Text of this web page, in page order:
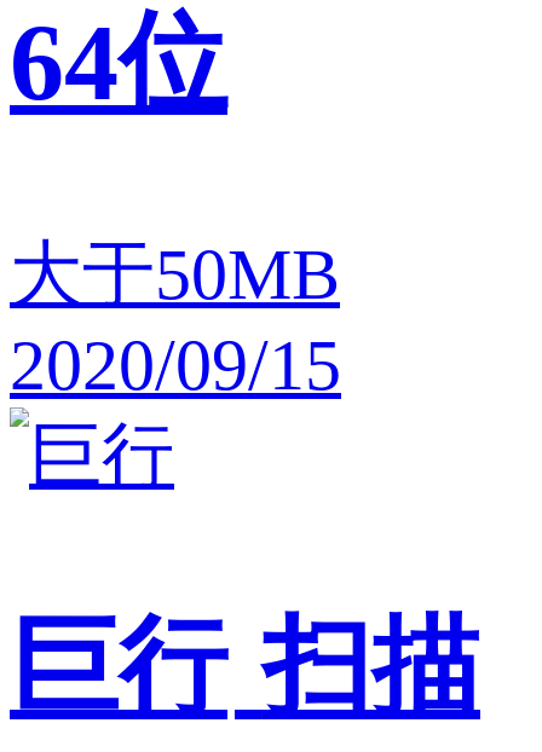
64位
大于50MB
2020/09/15
巨行 扫描